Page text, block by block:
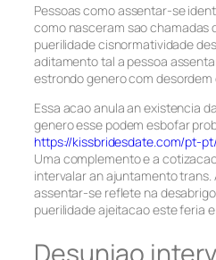
Pessoas como assentar-se
como nasceram sao chamadas
puerilidade cisnormatividade
aditamento tal a pessoa
estrondo genero com
Essa acao anula an existencia
genero esse podem esbofar
https://kissbridesdate.com/pt-
Uma complemento e a
intervalar an ajuntamento
assentar-se reflete na
puerilidade ajeitacao este feria